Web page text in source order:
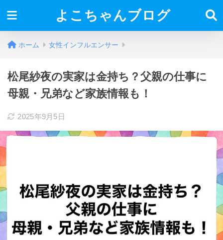
よこちゃんブログ
ホーム 女性インフルエンサー
松尾紗夜の実家は金持ち？父親の仕事に
母親・兄弟など家族情報も！
2025年9月5日